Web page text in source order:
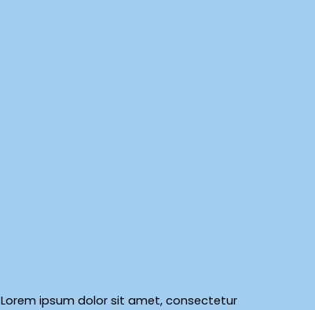
Lorem ipsum dolor sit amet, consectetur